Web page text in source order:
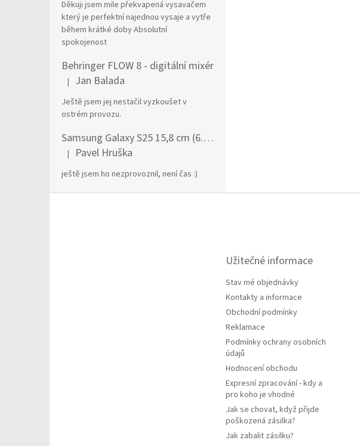
Děkuji jsem mile překvapená vysavačem
který je perfektní najednou vysaje a vytře
během krátké doby Absolutní
spokojenost
Behringer FLOW 8 - digitální mixér
Hodnocení produktu je 5 z 5 hvězdiček.
| Jan Balada
Ještě jsem jej nestačil vyzkoušet v
ostrém provozu.
Samsung Galaxy S25 15,8 cm (6.2") Dual SIM Android 15 5G USB typu C 12 GB 256 GB 4000 mAh Námořnická modrá
Hodnocení produktu je 1 z 5 hvězdiček.
| Pavel Hruška
ještě jsem ho nezprovoznil, není čas :)
Užitečné informace
Stav mé objednávky
Kontakty a informace
Obchodní podmínky
Reklamace
Podmínky ochrany osobních
údajů
Hodnocení obchodu
Expresní zpracování - kdy a
pro koho je vhodné
Jak se chovat, když přijde
poškozená zásilka?
Jak zabalit zásilku?